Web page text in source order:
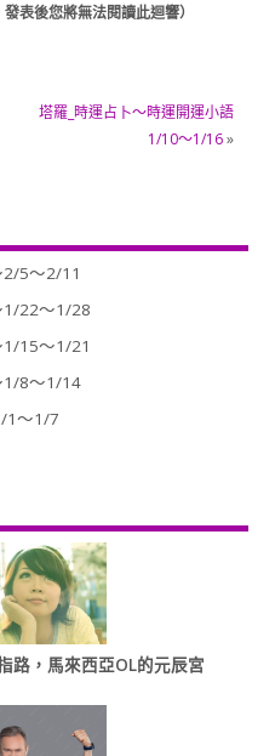
表後您將無法閱讀此迴響）
塔羅_時運占卜～時運開運小語
1/10～1/16»
5～2/11
1/22～1/28
15～1/21
1/8～1/14
1～1/7
路，馬來西亞OL的元辰宮